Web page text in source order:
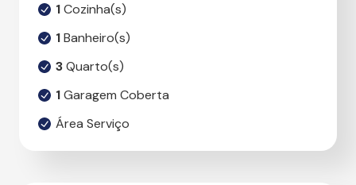
1Cozinha(s)
1Banheiro(s)
3Quarto(s)
1Garagem Coberta
Área Serviço